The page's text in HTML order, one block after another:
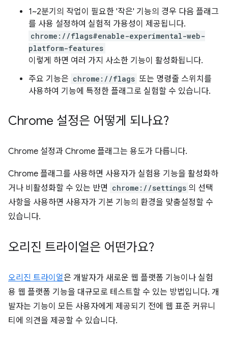
1~2분기의 작업이 필요한 '작은' 기능의 경우 다음 플래그
를 사용 설정하여 실험적 가용성이 제공됩니다.
chrome://flags#enable-experimental-web-
platform-features
이렇게 하면 여러 가지 사소한 기능이 활성화됩니다.
주요 기능은 chrome://flags 또는 명령줄 스위치를
사용하여 기능에 특정한 플래그로 실험할 수 있습니다.
Chrome 설정은 어떻게 되나요?
Chrome 설정과 Chrome 플래그는 용도가 다릅니다.
Chrome 플래그를 사용하면 사용자가 실험용 기능을 활성화하
거나 비활성화할 수 있는 반면 chrome://settings 의 선택
사항을 사용하면 사용자가 기본 기능의 환경을 맞춤설정할 수
있습니다.
오리진 트라이얼은 어떤가요?
오리진 트라이얼은 개발자가 새로운 웹 플랫폼 기능이나 실험
용 웹 플랫폼 기능을 대규모로 테스트할 수 있는 방법입니다. 개
발자는 기능이 모든 사용자에게 제공되기 전에 웹 표준 커뮤니
티에 의견을 제공할 수 있습니다.